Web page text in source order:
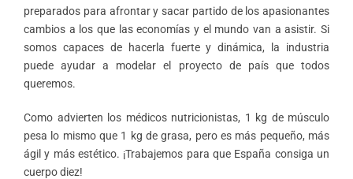
preparados para afrontar y sacar partido de los apasionantes
cambios a los que las economías y el mundo van a asistir. Si
somos capaces de hacerla fuerte y dinámica, la industria
puede ayudar a modelar el proyecto de país que todos
queremos.
Como advierten los médicos nutricionistas, 1 kg de músculo
pesa lo mismo que 1 kg de grasa, pero es más pequeño, más
ágil y más estético. ¡Trabajemos para que España consiga un
cuerpo diez!